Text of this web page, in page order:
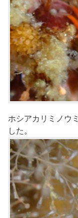
ホシアカリミノウ
した。